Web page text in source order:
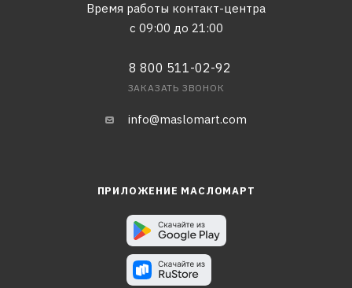
Время работы контакт-центра
с 09:00 до 21:00
8 800 511-02-92
ЗАКАЗАТЬ ЗВОНОК
info@maslomart.com
ПРИЛОЖЕНИЕ МАСЛОМАРТ